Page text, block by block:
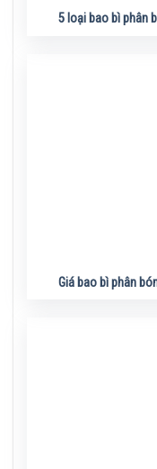
5 loại bao bì phân
Giá bao bì phân